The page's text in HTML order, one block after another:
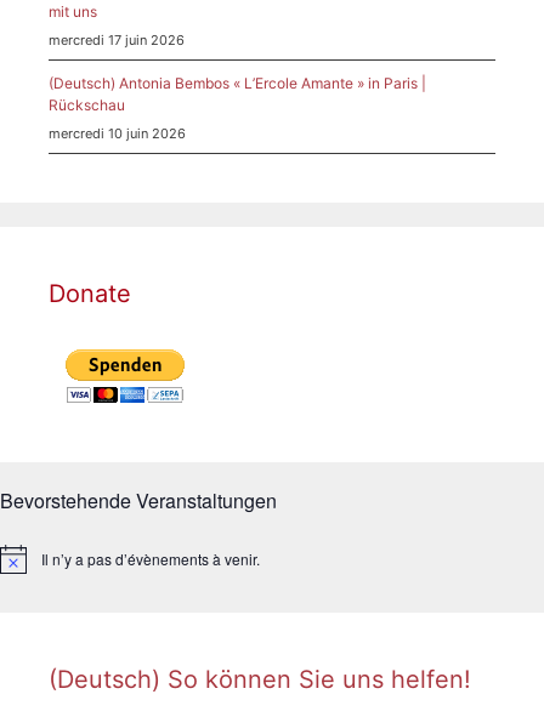
mit uns
mercredi 17 juin 2026
(Deutsch) Antonia Bembos « L’Ercole Amante » in Paris |
Rückschau
mercredi 10 juin 2026
Donate
Bevorstehende Veranstaltungen
N
Il n’y a pas d’évènements à venir.
(Deutsch) So können Sie uns helfen!